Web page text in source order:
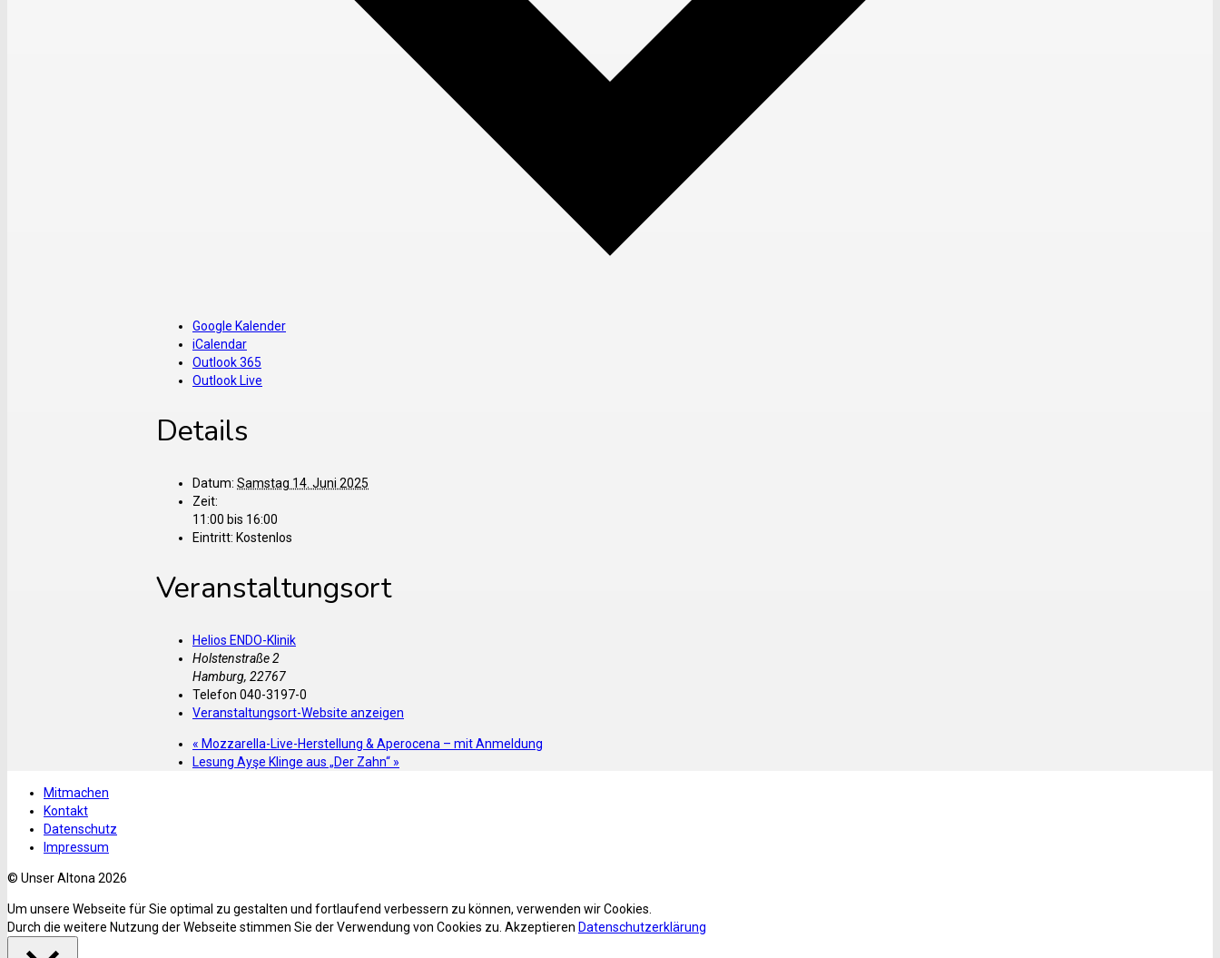
Google Kalender
iCalendar
Outlook 365
Outlook Live
Details
Datum: Samstag 14. Juni 2025
Zeit:
11:00 bis 16:00
Eintritt: Kostenlos
Veranstaltungsort
Helios ENDO-Klinik
Holstenstraße 2
Hamburg, 22767
Telefon 040-3197-0
Veranstaltungsort-Website anzeigen
« Mozzarella-Live-Herstellung & Aperocena – mit Anmeldung
Lesung Ayşe Klinge aus „Der Zahn“ »
Mitmachen
Kontakt
Datenschutz
Impressum
© Unser Altona 2026
Um unsere Webseite für Sie optimal zu gestalten und fortlaufend verbessern zu können, verwenden wir Cookies.
Durch die weitere Nutzung der Webseite stimmen Sie der Verwendung von Cookies zu. Akzeptieren Datenschutzerklärung